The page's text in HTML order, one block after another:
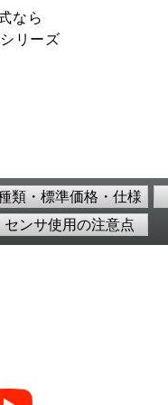
なら
リーズ
類・標準価格・仕様
センサ使用の注意点